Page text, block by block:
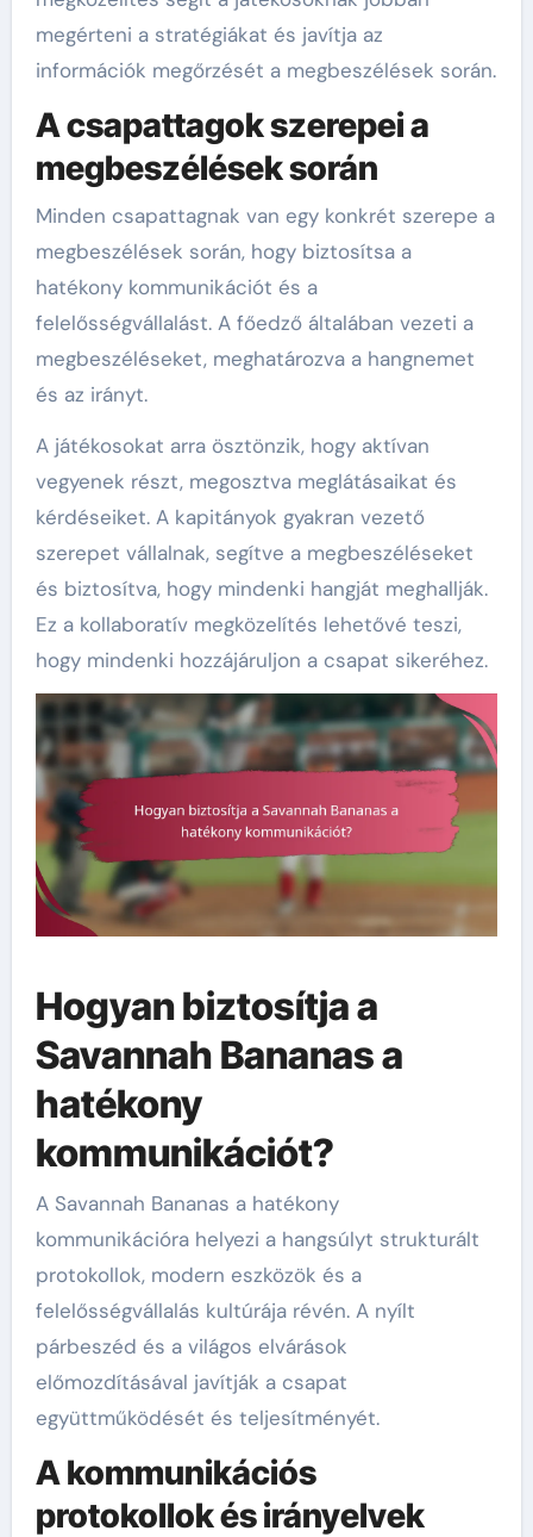
megérteni a stratégiákat és javítja az
információk megőrzését a megbeszélések során.
A csapattagok szerepei a
megbeszélések során
Minden csapattagnak van egy konkrét szerepe a
megbeszélések során, hogy biztosítsa a
hatékony kommunikációt és a
felelősségvállalást. A főedző általában vezeti a
megbeszéléseket, meghatározva a hangnemet
és az irányt.
A játékosokat arra ösztönzik, hogy aktívan
vegyenek részt, megosztva meglátásaikat és
kérdéseiket. A kapitányok gyakran vezető
szerepet vállalnak, segítve a megbeszéléseket
és biztosítva, hogy mindenki hangját meghallják.
Ez a kollaboratív megközelítés lehetővé teszi,
hogy mindenki hozzájáruljon a csapat sikeréhez.
Hogyan biztosítja a
Savannah Bananas a
hatékony
kommunikációt?
A Savannah Bananas a hatékony
kommunikációra helyezi a hangsúlyt strukturált
protokollok, modern eszközök és a
felelősségvállalás kultúrája révén. A nyílt
párbeszéd és a világos elvárások
előmozdításával javítják a csapat
együttműködését és teljesítményét.
A kommunikációs
protokollok és irányelvek